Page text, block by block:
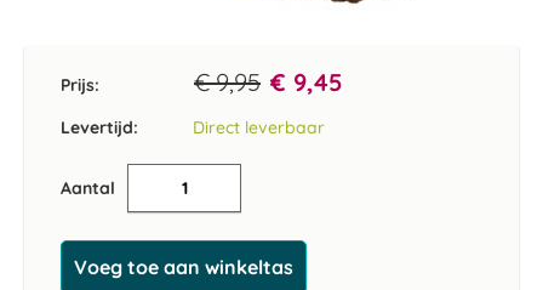
Prijs: € 9,95 € 9,45
Levertijd: Direct leverbaar
Aantal
Voeg toe aan winkeltas
begin
afbeeldingen-
gallerij